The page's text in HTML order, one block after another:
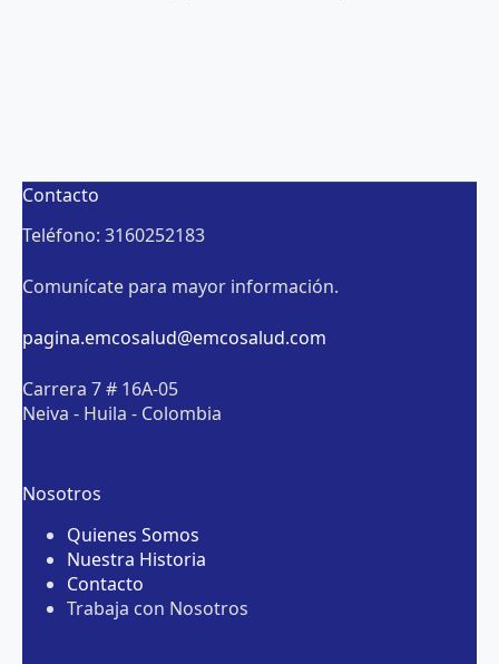
Contacto
Teléfono: 3160252183
Comunícate para mayor información.
pagina.emcosalud@emcosalud.com
Carrera 7 # 16A-05
Neiva - Huila - Colombia
Nosotros
Quienes Somos
Nuestra Historia
Contacto
Trabaja con Nosotros